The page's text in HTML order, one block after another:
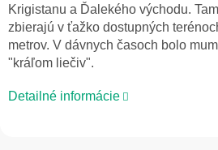
Krigistanu a Ďalekého východu.
zbierajú v ťažko dostupných
metrov. V dávnych časoch bolo
"kráľom liečiv".
Detailné informácie